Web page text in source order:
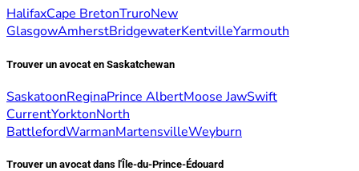
HalifaxCape BretonTruroNew
GlasgowAmherstBridgewaterKentvilleYarmouth
Trouver un avocat en Saskatchewan
SaskatoonReginaPrince AlbertMoose JawSwift
CurrentYorktonNorth
BattlefordWarmanMartensvilleWeyburn
Trouver un avocat dans l'Île-du-Prince-Édouard